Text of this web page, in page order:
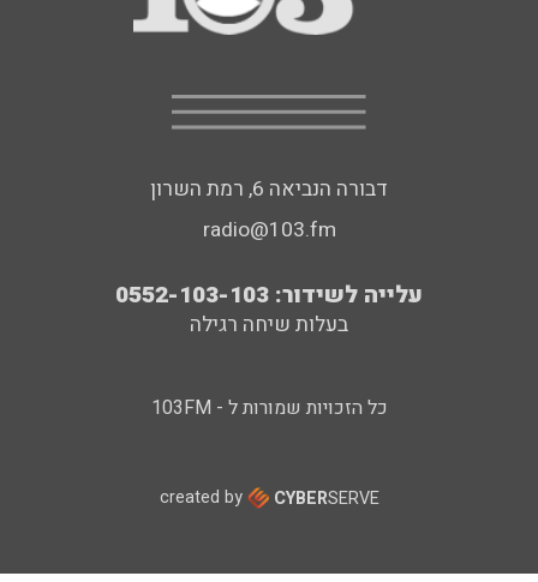
דבורה הנביאה 6, רמת השרון
radio@103.fm
עלייה לשידור: 0552-103-103
בעלות שיחה רגילה
כל הזכויות שמורות ל - 103FM
created by CYBERSERVE